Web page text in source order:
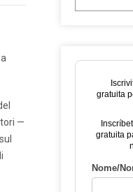
—
gratuita
gratuita
Nome/